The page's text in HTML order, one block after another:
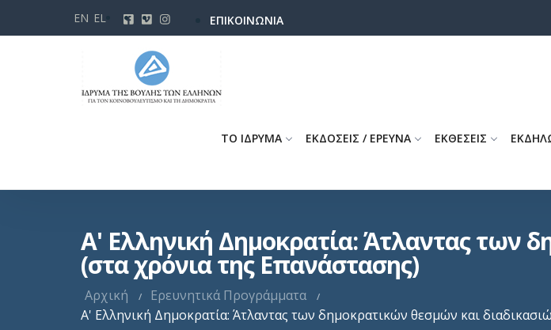
EN EL ΕΠΙΚΟΙΝΩΝΙΑ
ΤΟ ΙΔΡΥΜΑ ΕΚΔΟΣΕΙΣ / ΕΡΕΥΝΑ ΕΚΘΕΣΕΙΣ
Α' Ελληνική Δημοκρατία: Άτλαντας των
(στα χρόνια της Επανάστασης)
Αρχική
Ερευνητικά Προγράμματα
Α' Ελληνική Δημοκρατία: Άτλαντας των δημοκρατικών θεσμών και